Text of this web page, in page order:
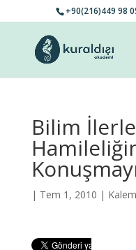
+90(216)449 98
Bilim
| Tem 1, 2010 |